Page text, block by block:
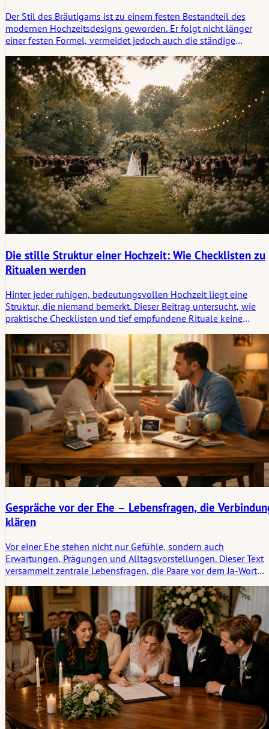
Der Stil des Bräutigams ist zu einem festen Bestandteil des
modernen Hochzeitsdesigns geworden. Er folgt nicht länger
einer festen Formel, vermeidet jedoch auch die ständige
als eine Form visueller Präsenz, die durch Passform, Material,
Kontext und die rituelle Struktur des Hochzeitstages geprägt ist.
Die stille Struktur einer Hochzeit: Wie Checklisten zu
Ritualen werden
Hinter jeder ruhigen, bedeutungsvollen Hochzeit liegt eine
Struktur, die niemand bemerkt. Dieser Beitrag untersucht, wie
praktische Checklisten und tief empfundene Rituale keine
Zeremonie, die sich geerdet, bewusst und echt anfühlt.
Gespräche vor der Ehe – Lebensfragen, die
klären
Vor einer Ehe stehen nicht nur Gefühle, sondern auch
Erwartungen, Prägungen und Alltagsvorstellungen. Dieser Text
versammelt zentrale Lebensfragen, die Paare vor dem Ja-Wort
Aufgabenverteilung und persönlichen Werten. Aus
Beobachtungen gewachsen, sachlich betrachtet und nah am
gelebten Alltag. Gespräche, die Unterschiede sichtbar machen –
und dadurch Verbindung stärken.